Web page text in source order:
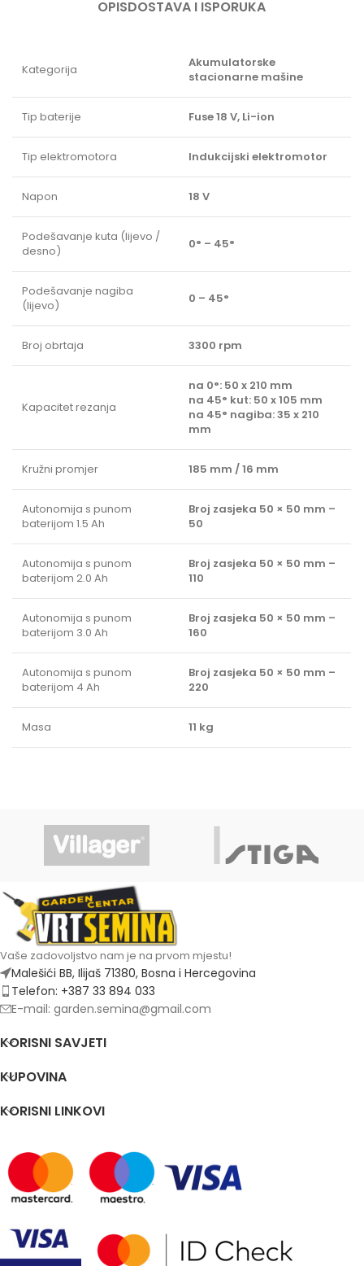
OPISDOSTAVA I ISPORUKA
Kategorija
Akumulatorske
stacionarne mašine
Tip baterije Fuse 18 V, Li-ion
Tip elektromotora Indukcijski elektromotor
Napon 18 V
Podešavanje kuta (lijevo /
desno)
0° – 45°
Podešavanje nagiba
(lijevo)
0 – 45°
Broj obrtaja 3300 rpm
Kapacitet rezanja
na 0°: 50 x 210 mm
na 45° kut: 50 x 105 mm
na 45° nagiba: 35 x 210
mm
Kružni promjer 185 mm / 16 mm
Autonomija s punom
baterijom 1.5 Ah
Broj zasjeka 50 × 50 mm –
50
Autonomija s punom
baterijom 2.0 Ah
Broj zasjeka 50 × 50 mm –
110
Autonomija s punom
baterijom 3.0 Ah
Broj zasjeka 50 × 50 mm –
160
Autonomija s punom
baterijom 4 Ah
Broj zasjeka 50 × 50 mm –
220
Masa 11 kg
Vaše zadovoljstvo nam je na prvom mjestu!
Malešići BB, Ilijaš 71380, Bosna i Hercegovina
Telefon: +387 33 894 033
E-mail: garden.semina@gmail.com
KORISNI SAVJETI
KUPOVINA
KORISNI LINKOVI